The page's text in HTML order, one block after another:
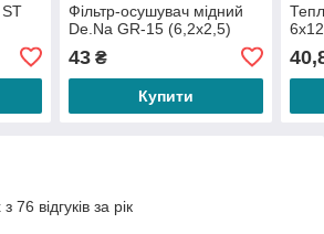
ST
Фільтр-осушувач мідний
De.Na GR-15 (6,2х2,5)
43₴
Купити
6x12
76 відгуків за рік